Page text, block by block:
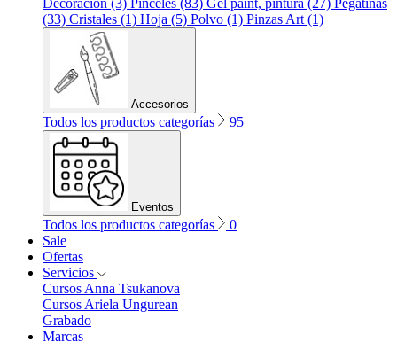
(33) Cristales (1) Hoja (5) Polvo (1) Pinzas Art (1)
Accesorios
Todos los productos categorías 95
Eventos
Todos los productos categorías
0
Sale
Ofertas
Servicios
Cursos Anna Tsukanova
Cursos Ariela Ungurean
Grabado
Marcas